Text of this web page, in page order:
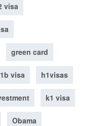
visa
green card
visa h1visas
k1 visa
Obama